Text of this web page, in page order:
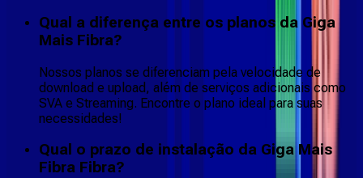
Qual a diferença entre os planos da Giga
Mais Fibra?
Nossos planos se diferenciam pela velocidade de
download e upload, além de serviços adicionais como
SVA e Streaming. Encontre o plano ideal para suas
necessidades!
Qual o prazo de instalação da Giga Mais
Fibra Fibra?